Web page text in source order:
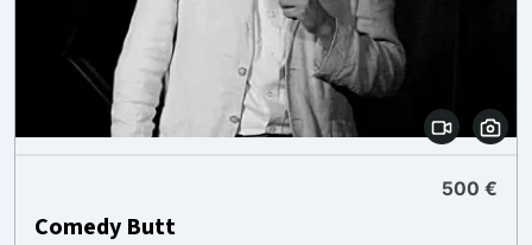
500 €
Comedy Butt